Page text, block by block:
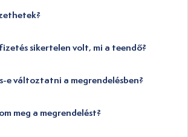
sikertelen volt, mi a teendő?
e változtatni a megrendelésben?
meg a megrendelést?